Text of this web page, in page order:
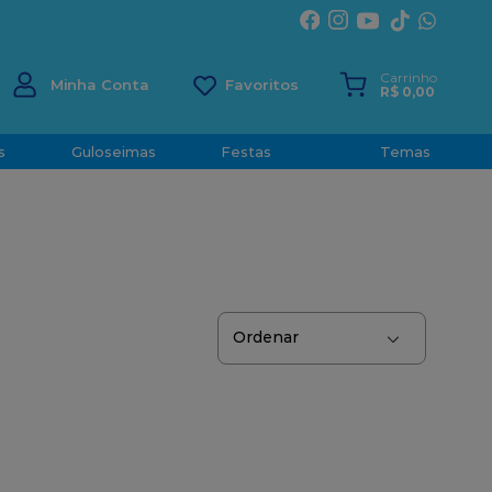
SANTO
Minha Conta
Carrinho
R$ 0,00
Guloseimas Festas Temas